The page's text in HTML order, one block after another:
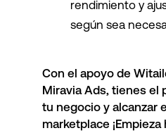
rendimiento y
según sea
Con el apoyo de
Miravia Ads, tienes el
tu negocio y alcanzar
marketplace ¡Empieza